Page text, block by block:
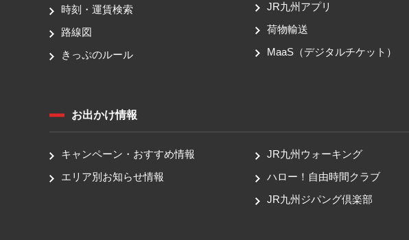
時刻・運賃検索
路線図
きっぷのルール
JR九州アプリ
荷物輸送
MaaS（デジタルチケット）
お出かけ情報
キャンペーン・おすすめ情報
エリア別お知らせ情報
JR九州ウォーキング
ハロー！自由時間クラブ
JR九州ジパング倶楽部